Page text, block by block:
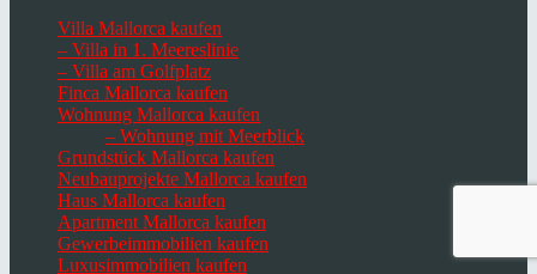
Villa Mallorca kaufen
– Villa in 1. Meereslinie
– Villa am Golfplatz
Finca Mallorca kaufen
Wohnung Mallorca kaufen
– Wohnung mit Meerblick
Grundstück Mallorca kaufen
Neubauprojekte Mallorca kaufen
Haus Mallorca kaufen
Apartment Mallorca kaufen
Gewerbeimmobilien kaufen
Luxusimmobilien kaufen